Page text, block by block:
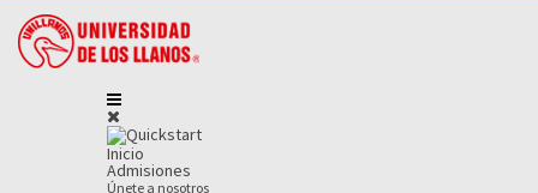
Inicio
Admisiones
Únete a nosotros